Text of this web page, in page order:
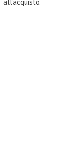
all’acquisto.